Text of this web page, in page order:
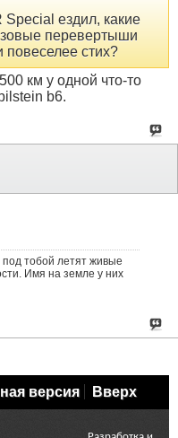
Special ездил, какие
перевертыши
повеселее стих?
км у одной что-то
b6.
тобой летят живые
Имя на земле у них
версия Вверх